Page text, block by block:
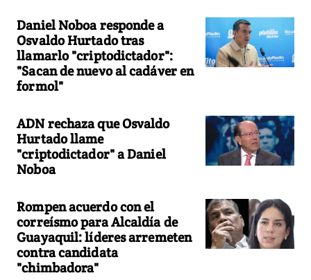
Daniel Noboa responde a
Osvaldo Hurtado tras
llamarlo "criptodictador":
"Sacan de nuevo al cadáver en
formol"
ADN rechaza que Osvaldo
Hurtado llame
"criptodictador" a Daniel
Noboa
Rompen acuerdo con el
correísmo para Alcaldía de
Guayaquil: líderes arremeten
contra candidata
"chimbadora"